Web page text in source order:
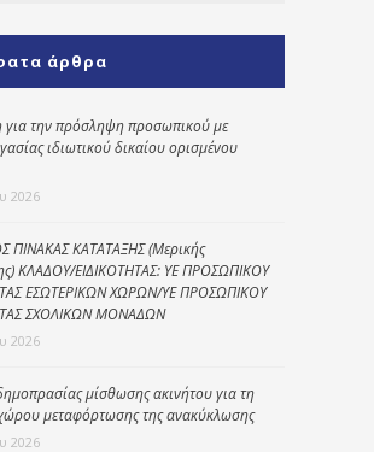
άρθρα
για την πρόσληψη προσωπικού με
ιδιωτικού δικαίου ορισμένου
2026
ΠΙΝΑΚΑΣ ΚΑΤΑΤΑΞΗΣ (Μερικής
ΚΛΑΔΟΥ/ΕΙΔΙΚΟΤΗΤΑΣ: ΥΕ ΠΡΟΣΩΠΙΚΟΥ
ΕΣΩΤΕΡΙΚΩΝ ΧΩΡΩΝ/ΥΕ ΠΡΟΣΩΠΙΚΟΥ
ΣΧΟΛΙΚΩΝ ΜΟΝΑΔΩΝ
2026
μίσθωσης ακινήτου για τη
μεταφόρτωσης της ανακύκλωσης
2026